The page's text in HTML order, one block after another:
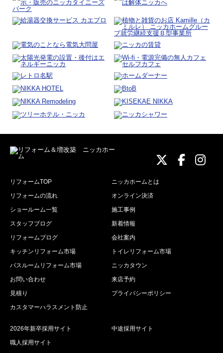
ニッカ
ニッニ
リフォームTOP
ニッカホームとは
リフォームの流れ
オンライン決済
ショールーム一覧
施工事例
スタッフブログ
新着情報
リフォームブログ
会社案内
キッチンリフォーム市場
トイレリフォーム市場
バスルームリフォーム市場
ニッカタウン
お問い合わせ
来店予約
見積り
プライバシーポリシー
カスタマーハラスメント防止
2026年新卒採用サイト
中途採用サイト
職人採用サイト